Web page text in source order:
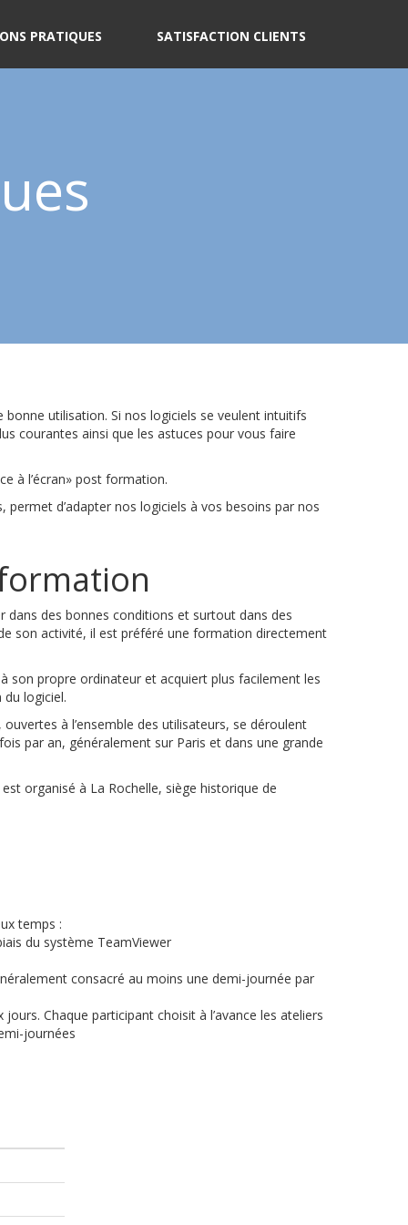
PRATIQUES SATISFACTION CLIENTS
utilisation. Si nos logiciels se veulent intuitifs
courantes ainsi que les astuces pour vous faire
à l’écran» post formation.
d’adapter nos logiciels à vos besoins par nos
dans des bonnes conditions et surtout dans des
son activité, il est préféré une formation directement
son propre ordinateur et acquiert plus facilement les
du logiciel.
à l’ensemble des utilisateurs, se déroulent
par an, généralement sur Paris et dans une grande
organisé à La Rochelle, siège historique de
temps :
du système TeamViewer
consacré au moins une demi-journée par
Chaque participant choisit à l’avance les ateliers
journées